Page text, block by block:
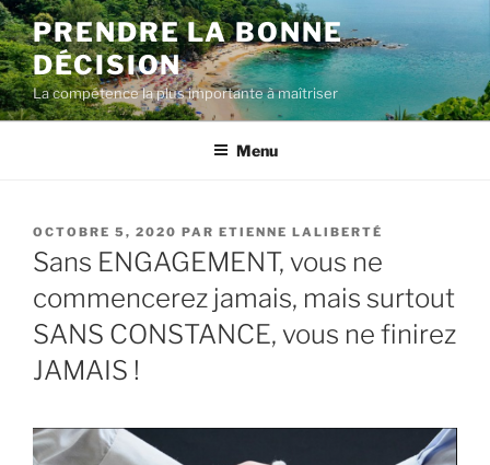
Aller
au
contenu
PRENDRE LA BONNE
DÉCISION
La compétence la plus importante à maîtriser
Menu
PUBLIÉ
LE
OCTOBRE 5, 2020 PAR ETIENNE LALIBERTÉ
Sans ENGAGEMENT, vous ne
commencerez jamais, mais surtout
SANS CONSTANCE, vous ne finirez
JAMAIS !